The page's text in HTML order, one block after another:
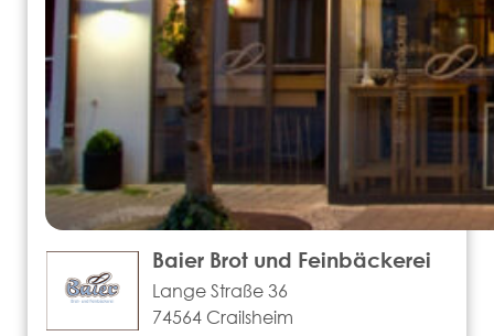
Baier Brot und Feinbäckerei
Lange Straße 36
74564 Crailsheim